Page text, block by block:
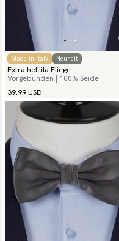
Made in Italy Neuheit
Extra helllila Fliege
Vorgebunden | 100% Seide
39.99 USD